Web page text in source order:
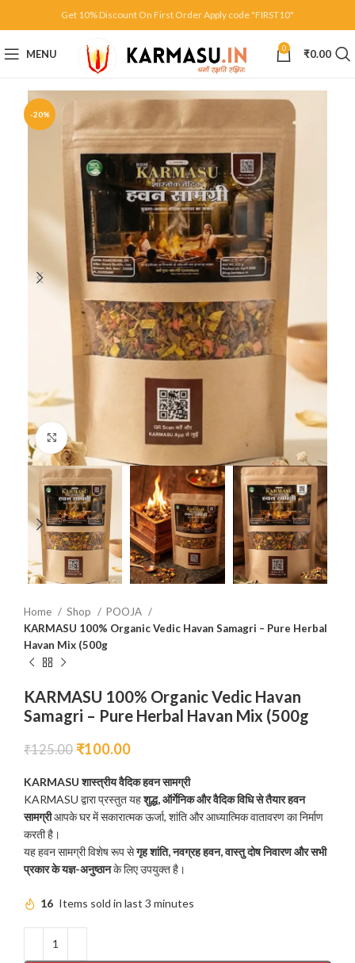
Get 10% Discount On First Order Apply code "FIRST10"
MENU 0 ₹0.00
-20%
Click to enlarge
Home Shop
POOJA
KARMASU 100% Organic Vedic Havan Samagri – Pure Herbal
Havan Mix (500g
KARMASU 100% Organic Vedic Havan
Samagri – Pure Herbal Havan Mix (500g
₹125.00 ₹100.00
KARMASU शास्त्रीय वैदिक हवन सामग्री
KARMASU द्वारा प्रस्तुत यहशुद्ध, ऑर्गेनिक और वैदिक विधि से तैयार हवन
सामग्रीआपके घर में सकारात्मक ऊर्जा, शांति और आध्यात्मिक वातावरण का निर्माण
करती है।
यह हवन सामग्री विशेष रूप सेगृह शांति, नवग्रह हवन, वास्तु दोष निवारण और सभी
प्रकार के यज्ञ-अनुष्ठानके लिए उपयुक्त है।
16 Items sold in last 3 minutes